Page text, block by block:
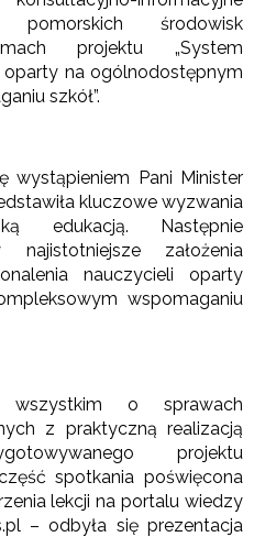
pomorskich środowisk
projektu „System
oparty na ogólnodostępnym
szkół”.
wystąpieniem Pani Minister
kluczowe wyzwania
edukacją. Następnie
najistotniejsze założenia
nauczycieli oparty
wspomaganiu
wszystkim o sprawach
z praktyczną realizacją
projektu
spotkania poświęcona
lekcji na portalu wiedzy
– odbyła się prezentacja